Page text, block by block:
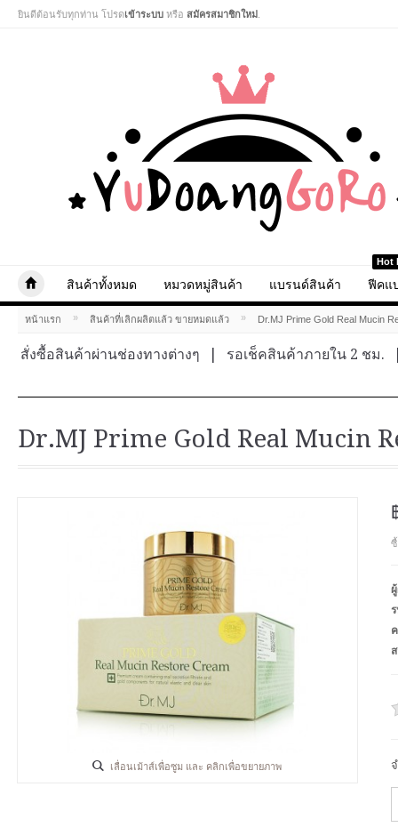
ยินดีต้อนรับทุกท่าน โปรดเข้าระบบ หรือ สมัครสมาชิกใหม่
สินค้าทั้งหมด หมวดหมู่สินค้า แบรนด์สินค้า
Hot
ฟีคแ
หน้าแรก » สินค้าที่เลิกผลิตแล้ว ขายหมดแล้ว » Dr.MJ Prime Gold Real Mucin
สั่งซื้อสินค้าผ่านช่องทางต่างๆ รอเช็คสินค้าภายใน 2 ชม.
Dr.MJ Prime Gold Real Mucin
เลื่อนเม้าส์เพื่อซูม และ คลิกเพื่อขยายภาพ